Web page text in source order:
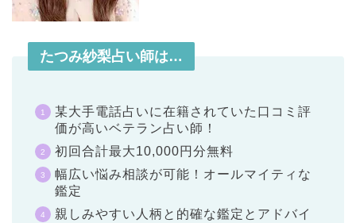
たつみ紗梨占い師は…
某大手電話占いに在籍されていた口コミ評
価が高いベテラン占い師！
初回合計最大10,000円分無料
幅広い悩み相談が可能！オールマイティな
鑑定
親しみやすい人柄と的確な鑑定とアドバイ